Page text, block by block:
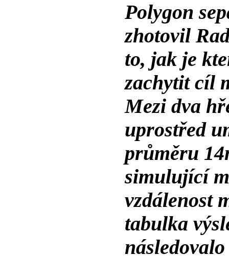
Polygon
zhotovil
to, jak je
zachytit cíl
Mezi dva
uprostřed
průměru
simulující
vzdálenost
tabulka